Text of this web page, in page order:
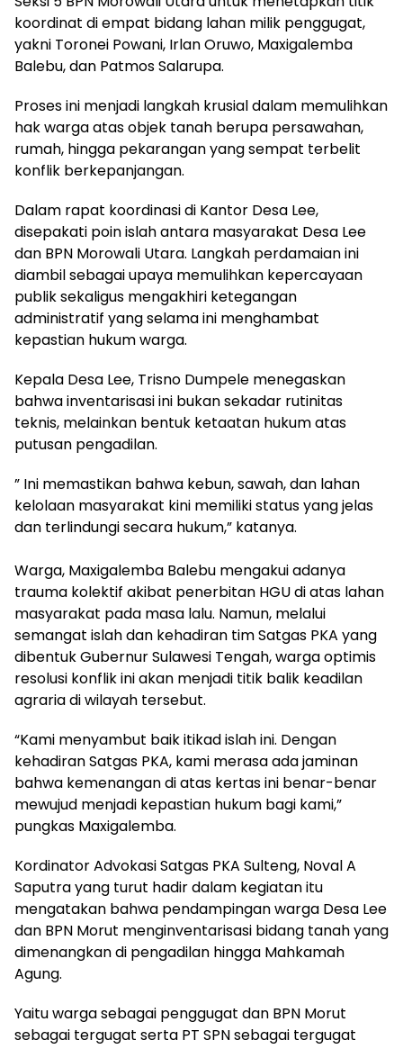
koordinat di empat bidang lahan milik penggugat,
yakni Toronei Powani, Irlan Oruwo, Maxigalemba
Balebu, dan Patmos Salarupa.
Proses ini menjadi langkah krusial dalam memulihkan
hak warga atas objek tanah berupa persawahan,
rumah, hingga pekarangan yang sempat terbelit
konflik berkepanjangan.
Dalam rapat koordinasi di Kantor Desa Lee,
disepakati poin islah antara masyarakat Desa Lee
dan BPN Morowali Utara. Langkah perdamaian ini
diambil sebagai upaya memulihkan kepercayaan
publik sekaligus mengakhiri ketegangan
administratif yang selama ini menghambat
kepastian hukum warga.
Kepala Desa Lee, Trisno Dumpele menegaskan
bahwa inventarisasi ini bukan sekadar rutinitas
teknis, melainkan bentuk ketaatan hukum atas
putusan pengadilan.
” Ini memastikan bahwa kebun, sawah, dan lahan
kelolaan masyarakat kini memiliki status yang jelas
dan terlindungi secara hukum,” katanya.
Warga, Maxigalemba Balebu mengakui adanya
trauma kolektif akibat penerbitan HGU di atas lahan
masyarakat pada masa lalu. Namun, melalui
semangat islah dan kehadiran tim Satgas PKA yang
dibentuk Gubernur Sulawesi Tengah, warga optimis
resolusi konflik ini akan menjadi titik balik keadilan
agraria di wilayah tersebut.
“Kami menyambut baik itikad islah ini. Dengan
kehadiran Satgas PKA, kami merasa ada jaminan
bahwa kemenangan di atas kertas ini benar-benar
mewujud menjadi kepastian hukum bagi kami,”
pungkas Maxigalemba.
Kordinator Advokasi Satgas PKA Sulteng, Noval A
Saputra yang turut hadir dalam kegiatan itu
mengatakan bahwa pendampingan warga Desa Lee
dan BPN Morut menginventarisasi bidang tanah yang
dimenangkan di pengadilan hingga Mahkamah
Agung.
Yaitu warga sebagai penggugat dan BPN Morut
sebagai tergugat serta PT SPN sebagai tergugat